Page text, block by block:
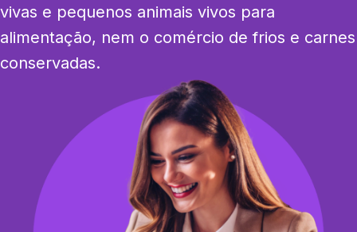
vivas e pequenos animais vivos para
alimentação, nem o comércio de frios e carnes
conservadas.